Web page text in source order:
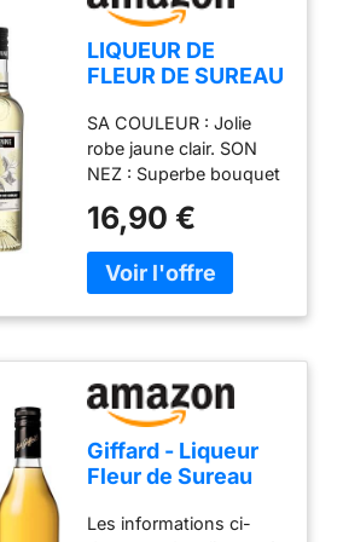
LIQUEUR DE
FLEUR DE SUREAU
70 cl
SA COULEUR : Jolie
robe jaune clair. SON
NEZ : Superbe bouquet
fruitées et de rose et
litchi" avec une pointe
agrumes. SA SAVEUR :
Subtile et fruitée, note
florale​ intense.
16,90 €
Giffard - Liqueur
Fleur de Sureau
Française -
Les informations ci-